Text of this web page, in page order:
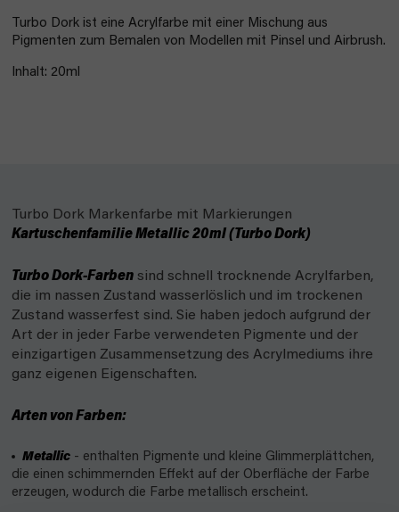
Turbo Dork ist eine Acrylfarbe mit einer Mischung aus
Pigmenten zum Bemalen von Modellen mit Pinsel und Airbrush.
Inhalt: 20ml
Turbo Dork Markenfarbe mit Markierungen
Kartuschenfamilie Metallic 20ml (Turbo Dork)
Turbo Dork-Farben sind schnell trocknende Acrylfarben,
die im nassen Zustand wasserlöslich und im trockenen
Zustand wasserfest sind. Sie haben jedoch aufgrund der
Art der in jeder Farbe verwendeten Pigmente und der
einzigartigen Zusammensetzung des Acrylmediums ihre
ganz eigenen Eigenschaften.
Arten von Farben:
Metallic - enthalten Pigmente und kleine Glimmerplättchen,
die einen schimmernden Effekt auf der Oberfläche der Farbe
erzeugen, wodurch die Farbe metallisch erscheint.